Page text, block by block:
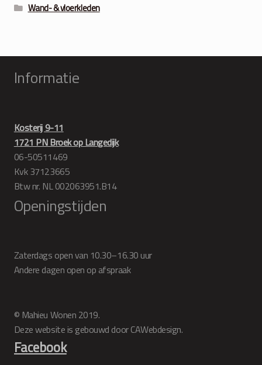
Wand- & vloerkleden
Informatie
Kosterij 9-11
1721 PN Broek op Langedijk
06-50511469
Kvk 37123665
Btw nr. NL 002063951.B14
Openingstijden
Zaterdags open van 10.30–16.30 uur
Andere dagen open op afspraak
© Mahieu Wonen 2019.
Deze website is gebouwd door CAWebdesign.
Facebook